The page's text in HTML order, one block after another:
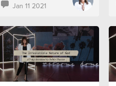
Jan 11 2021